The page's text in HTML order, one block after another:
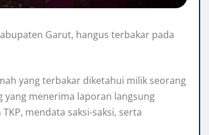
Garut, hangus terbakar pada
yang terbakar diketahui milik seorang
yang menerima laporan langsung
mendata saksi-saksi, serta